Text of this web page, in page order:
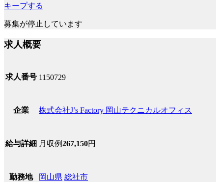
キープする
募集が停止しています
求人概要
求人番号 1150729
企業 株式会社J’s Factory 岡山テクニカルオフィス
給与詳細 月収例267,150円
勤務地 岡山県 総社市